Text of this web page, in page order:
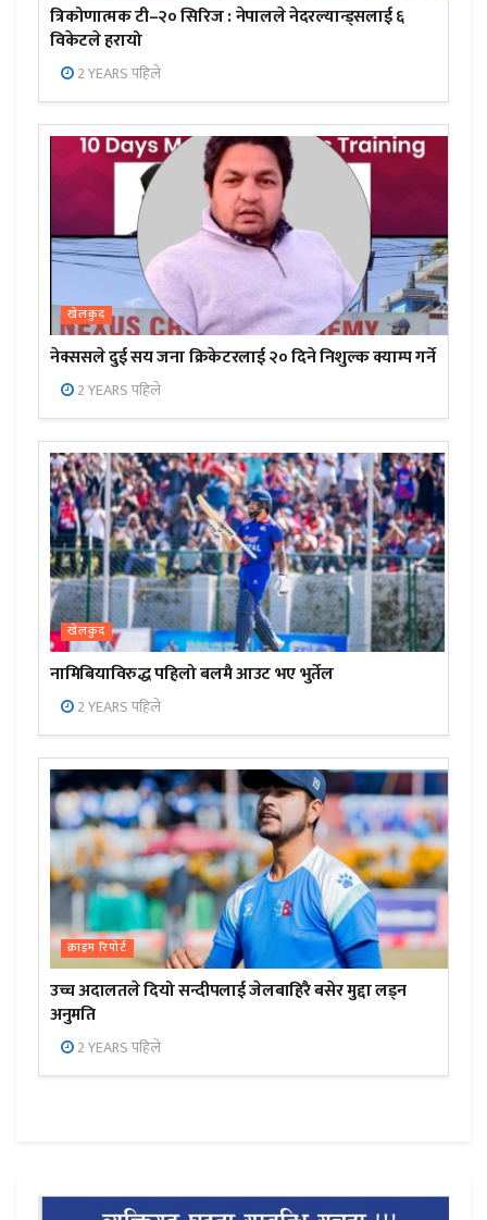
त्रिकोणात्मक टी–२० सिरिज : नेपालले नेदरल्यान्ड्सलाई ६
विकेटले हरायो
2 YEARS पहिले
खेलकुद
नेक्ससले दुई सय जना क्रिकेटरलाई २० दिने निशुल्क क्याम्प गर्ने
2 YEARS पहिले
खेलकुद
नामिबियाविरुद्ध पहिलो बलमै आउट भए भुर्तेल
2 YEARS पहिले
क्राइम रिपोर्ट
उच्च अदालतले दियो सन्दीपलाई जेलबाहिरै बसेर मुद्दा लड्न
अनुमति
2 YEARS पहिले